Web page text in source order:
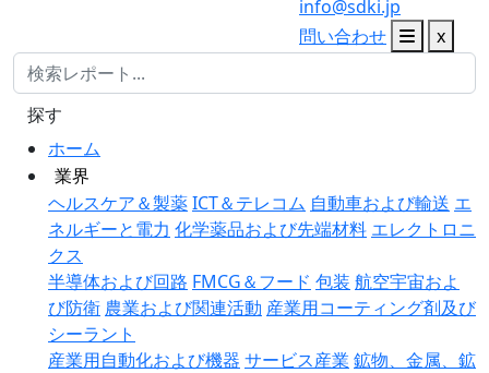
info@sdki.jp
問い合わせ
x
ホーム
業界
ヘルスケア＆製薬ICT＆テレコム 自動車および輸送 エ
ネルギーと電力 化学薬品および先端材料 エレクトロニ
クス
半導体および回路 FMCG＆フード 包装 航空宇宙およ
び防衛 農業および関連活動 産業用コーティング剤及び
シーラント
産業用自動化および機器 サービス産業 鉱物、金属、鉱
探す